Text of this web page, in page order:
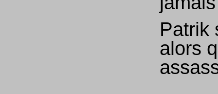
Patrik
alors